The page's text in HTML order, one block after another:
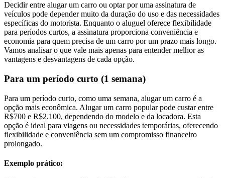
Decidir entre alugar um carro ou optar por uma assinatura de
veículos pode depender muito da duração do uso e das necessidades
específicas do motorista. Enquanto o aluguel oferece flexibilidade
para períodos curtos, a assinatura proporciona conveniência e
economia para quem precisa de um carro por um prazo mais longo.
Vamos analisar o que vale mais apenas para entender melhor as
vantagens e desvantagens de cada opção.
Para um período curto (1 semana)
Para um período curto, como uma semana, alugar um carro é a
opção mais econômica. Alugar um carro popular pode custar entre
R$700 e R$2.100, dependendo do modelo e da locadora. Esta
opção é ideal para viagens ou necessidades temporárias, oferecendo
flexibilidade e conveniência sem um compromisso financeiro
prolongado.
Exemplo prático: